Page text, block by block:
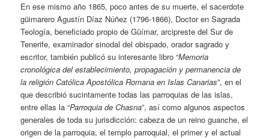
En ese mismo año 1865, poco antes de su muerte, el sacerdote
güimarero Agustín Díaz Núñez (1796-1866), Doctor en Sagrada
Teología, beneficiado propio de Güímar, arcipreste del Sur de
Tenerife, examinador sinodal del obispado, orador sagrado y
escritor, también publicó su interesante libro “Memoria
cronológica del establecimiento, propagación y permanencia de
la religión Católica Apostólica Romana en Islas Canarias”, en el
que describió sucintamente todas las parroquias de las islas,
entre ellas la “Parroquia de Chasna”, así como algunos aspectos
generales de toda su jurisdicción: cabeza de un reino guanche, el
origen de la parroquia, el templo parroquial, el primer y el actual